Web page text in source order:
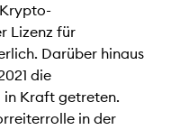
Lizenz für
Darüber hinaus
die
Kraft getreten.
in der